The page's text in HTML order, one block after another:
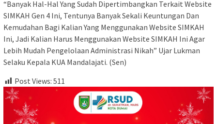
“Banyak Hal-Hal Yang Sudah Dipertimbangkan Terkait Website
SIMKAH Gen 4 Ini, Tentunya Banyak Sekali Keuntungan Dan
Kemudahan Bagi Kalian Yang Menggunakan Website SIMKAH
Ini, Jadi Kalian Harus Menggunakan Website SIMKAH Ini Agar
Lebih Mudah Pengelolaan Administrasi Nikah” Ujar Lukman
Selaku Kepala KUA Mandalajati. (Sen)
Post Views: 511